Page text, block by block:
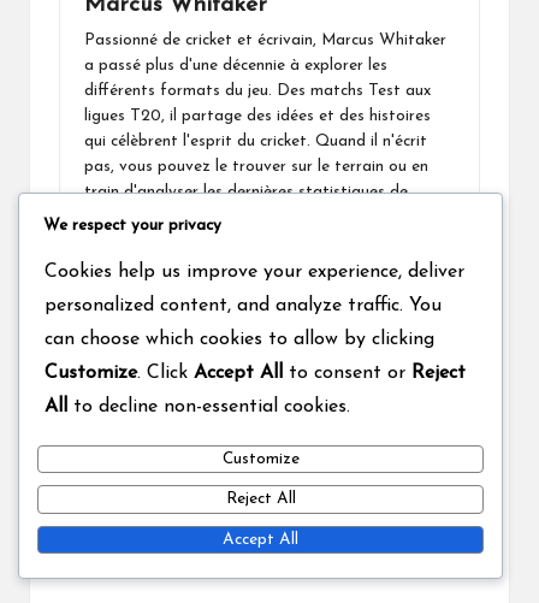
Marcus Whitaker
Passionné de cricket et écrivain, Marcus Whitaker
a passé plus d'une décennie à explorer les
différents formats du jeu. Des matchs Test aux
ligues T20, il partage des idées et des histoires
qui célèbrent l'esprit du cricket. Quand il n'écrit
pas, vous pouvez le trouver sur le terrain ou en
train d'analyser les dernières statistiques de
match.
View All Posts
Post
navigation
Previous Post
Stades de Test Match :
Terrains emblématiques,
Next Post
Test Match avec balle
rose : Visibilité, Impact,
Comments
We respect your privacy
Cookies help us improve your experience, deliver
personalized content, and analyze traffic. You
can choose which cookies to allow by clicking
Customize. Click Accept All to consent or Reject
All
to decline non-essential cookies.
Customize
Reject All
Accept All